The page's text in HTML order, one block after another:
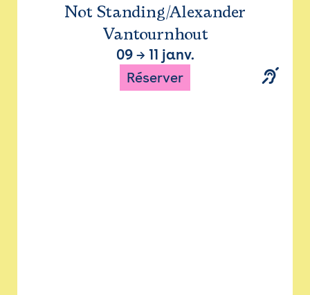
Not Standing/Alexander
Vantournhout
09→ 11 janv.
Réserver